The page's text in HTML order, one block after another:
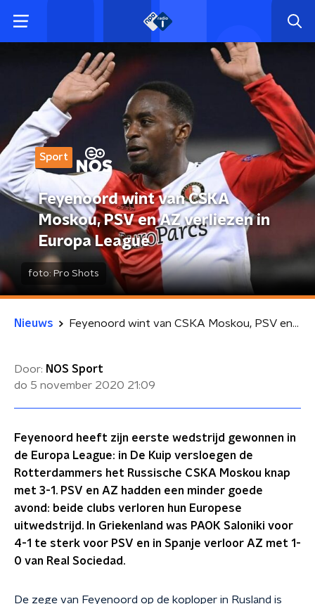
Sport
Feyenoord wint van CSKA
Moskou, PSV en AZ verliezen in
Europa League
foto: Pro Shots
Nieuws Feyenoord wint van CSKA Moskou, PSV en AZ verliezen in Europa League
Door: NOS Sport
do 5 november 2020 21:09
Feyenoord heeft zijn eerste wedstrijd gewonnen in
de Europa League: in De Kuip versloegen de
Rotterdammers het Russische CSKA Moskou knap
met 3-1. PSV en AZ hadden een minder goede
avond: beide clubs verloren hun Europese
uitwedstrijd. In Griekenland was PAOK Saloniki voor
4-1 te sterk voor PSV en in Spanje verloor AZ met 1-
0 van Real Sociedad.
De zege van Feyenoord op de koploper in Rusland is